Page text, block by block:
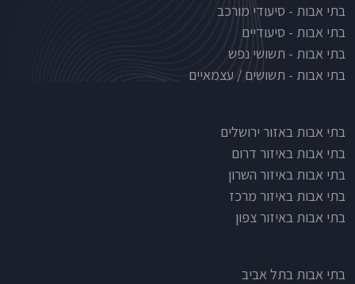
בתי אבות - סיעודי מורכב
בתי אבות - סיעודיים
בתי אבות - תשושי נפש
בתי אבות - תשושים / עצמאיים
בתי אבות לפי אזורים
בתי אבות באזור ירושלים
בתי אבות באיזור דרום
בתי אבות באיזור השרון
בתי אבות באיזור מרכז
בתי אבות באיזור צפון
בתי אבות בתל אביב